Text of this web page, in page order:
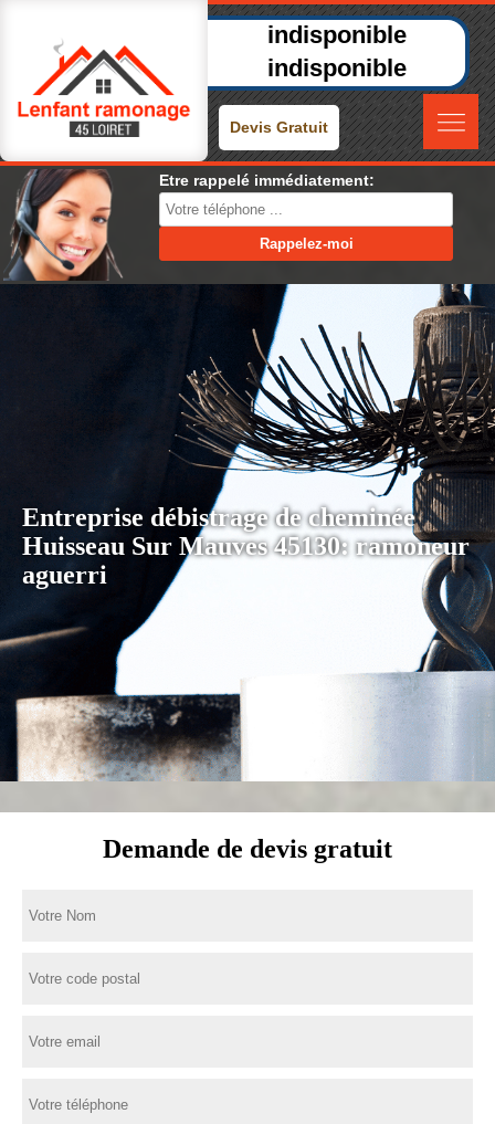
indisponible
indisponible
Devis Gratuit
Etre rappelé immédiatement:
Entreprise débistrage de cheminée
Huisseau Sur Mauves 45130: ramoneur
aguerri
Demande de devis gratuit